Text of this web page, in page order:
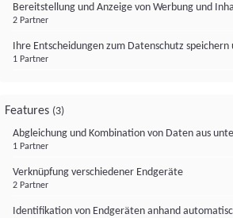
Bereitstellung und Anzeige von Werbung und
2 Partner
Ihre Entscheidungen zum Datenschutz
1 Partner
Features (3)
Abgleichung und Kombination von Daten aus
1 Partner
Verknüpfung verschiedener Endgeräte
2 Partner
Identifikation von Endgeräten anhand